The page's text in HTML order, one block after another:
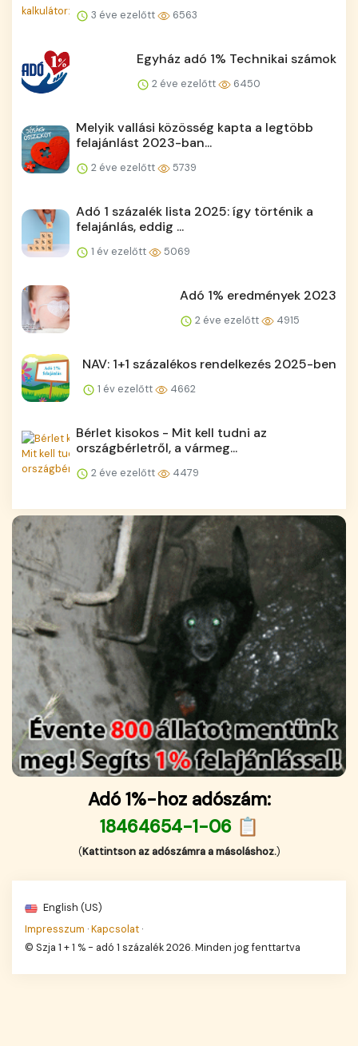
3 éve ezelőtt 6563
Egyház adó 1% Technikai számok
2 éve ezelőtt 6450
Melyik vallási közösség kapta a legtöbb
felajánlást 2023-ban...
2 éve ezelőtt 5739
Adó 1 százalék lista 2025: így történik a
felajánlás, eddig ...
1 év ezelőtt 5069
Adó 1% eredmények 2023
2 éve ezelőtt 4915
NAV: 1+1 százalékos rendelkezés 2025-ben
1 év ezelőtt 4662
Bérlet kisokos - Mit kell tudni az
országbérletről, a vármeg...
2 éve ezelőtt 4479
Adó 1%-hoz adószám:
18464654-1-06 📋
(Kattintson az adószámra a másoláshoz.)
English (US)
Impresszum ·Kapcsolat ·
© Szja 1 + 1 % - adó 1 százalék 2026. Minden jog fenttartva